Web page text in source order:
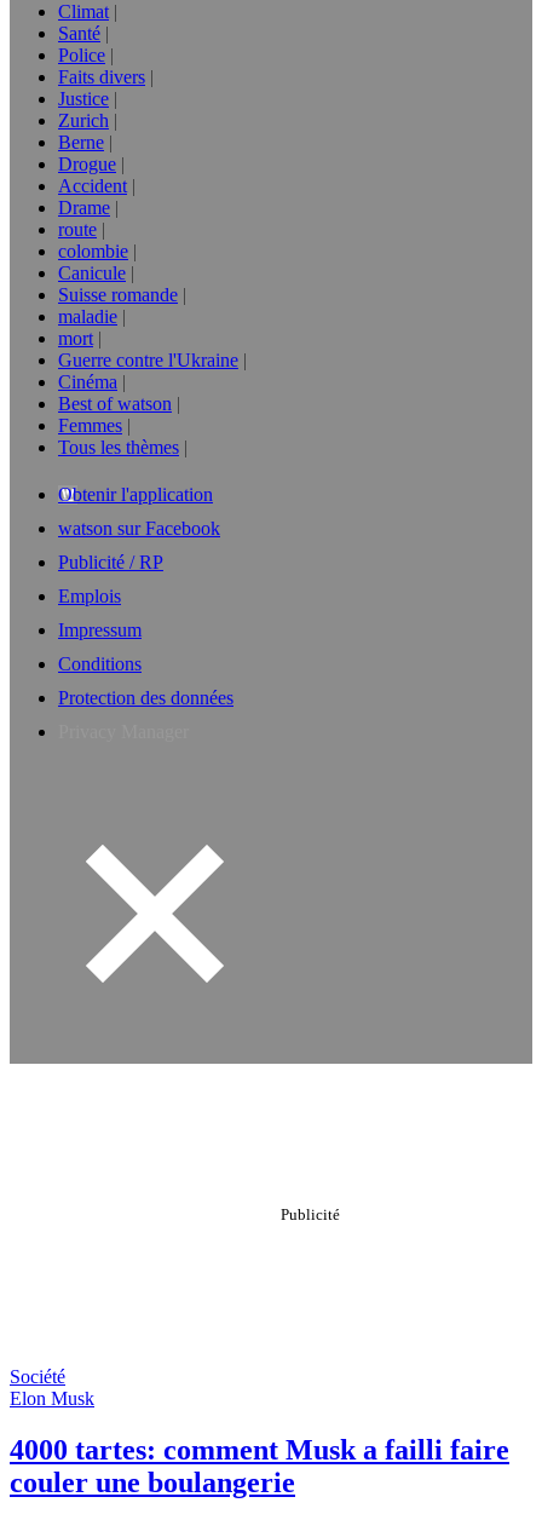
Climat
Santé
Police
Faits divers
Justice
Zurich
Berne
Drogue
Accident
Drame
route
colombie
Canicule
Suisse romande
maladie
mort
Guerre contre l'Ukraine
Cinéma
Best of watson
Femmes
Tous les thèmes
Obtenir l'application
watson sur Facebook
Publicité / RP
Emplois
Impressum
Conditions
Protection des données
Société
Elon Musk
4000 tartes: comment Musk a failli faire
couler une boulangerie